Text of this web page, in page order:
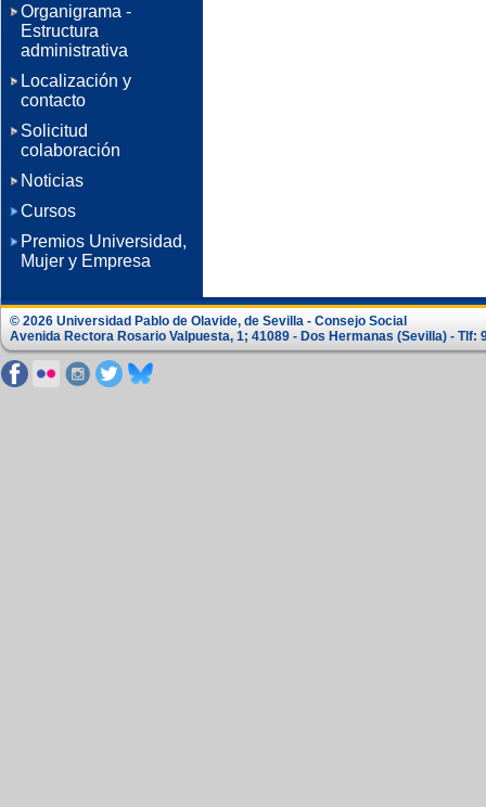
Organigrama -
Estructura
administrativa
Localización y
contacto
Solicitud
colaboración
Noticias
Cursos
Premios Universidad,
Mujer y Empresa
© 2026 Universidad Pablo de Olavide, de Sevilla - Consejo Social
Avenida Rectora Rosario Valpuesta, 1; 41089 - Dos Hermanas (Sevilla) - Tlf: